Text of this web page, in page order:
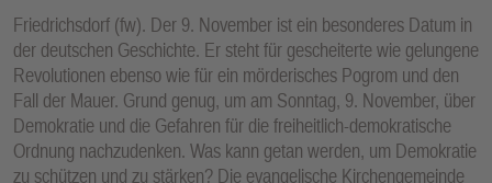
Friedrichsdorf (fw). Der 9. November ist ein besonderes Datum in
der deutschen Geschichte. Er steht für gescheiterte wie gelungene
Revolutionen ebenso wie für ein mörderisches Pogrom und den
Fall der Mauer. Grund genug, um am Sonntag, 9. November, über
Demokratie und die Gefahren für die freiheitlich-demokratische
Ordnung nachzudenken. Was kann getan werden, um Demokratie
zu schützen und zu stärken? Die evangelische Kirchengemeinde
R
F
U
N
K
TI